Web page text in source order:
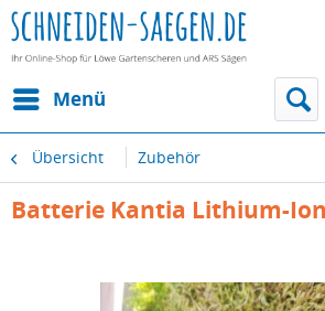
Menü
Übersicht Zubehör
Batterie Kantia Lithium-